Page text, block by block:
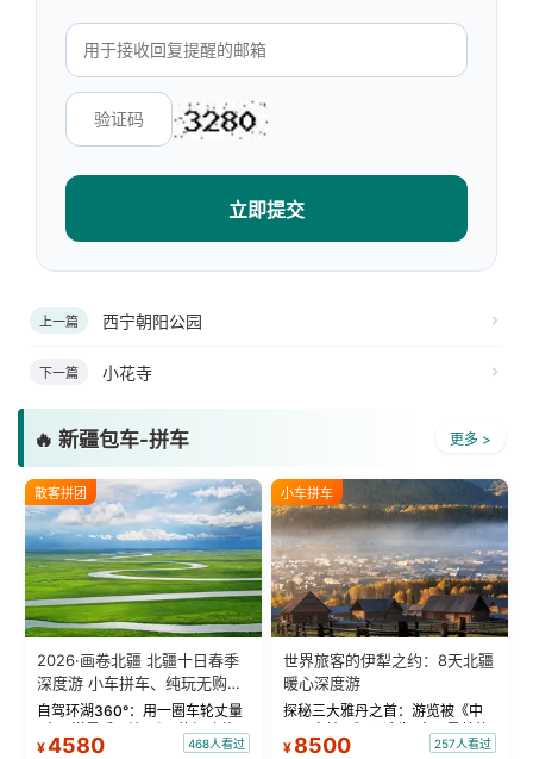
立即提交
上一篇 西宁朝阳公园
下一篇 小花寺
🔥 新疆包车-拼车 更多 >
散客拼团
2026·画卷北疆 北疆十日春季
深度游 小车拼车、纯玩无购
物！
自驾环湖360°：用一圈车轮丈量
“大西洋最后一滴眼泪”的极致蔚
蓝。 赛湖旅拍：甄选多款风格服
¥4580 468人看过
小车拼车
世界旅客的伊犁之约：8天北疆
暖心深度游
探秘三大雅丹之首：游览被《中
国国家地理》评选为“中国最美的
三大雅丹”第一名的克拉玛依魔鬼
¥ 8500 257人看过